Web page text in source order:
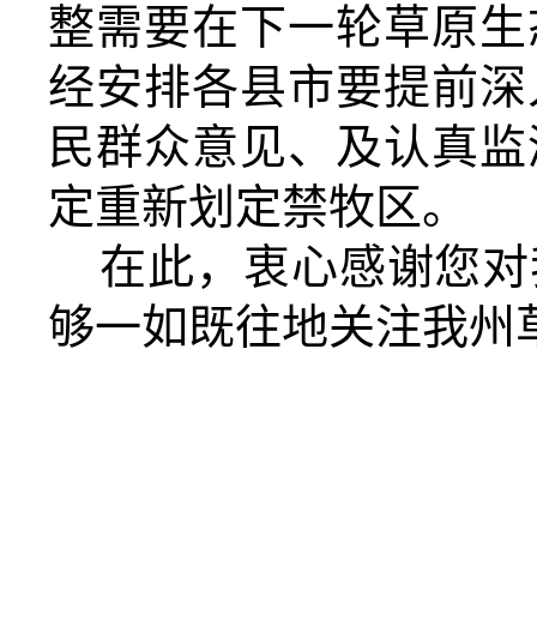
整需要在下一轮草原
经安排各县市要提前
民群众意见、及认真
定重新划定禁牧区。
在此，衷心感谢您
够一如既往地关注我州